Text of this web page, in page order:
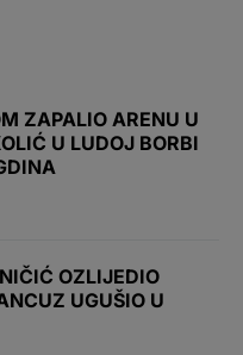
ZAPALIO ARENU U
U LUDOJ BORBI
OZLIJEDIO
UGUŠIO U